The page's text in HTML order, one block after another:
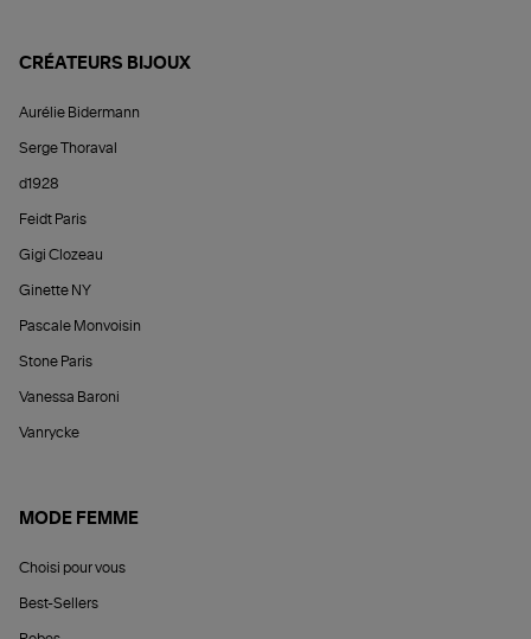
CRÉATEURS BIJOUX
Aurélie Bidermann
Serge Thoraval
d1928
Feidt Paris
Gigi Clozeau
Ginette NY
Pascale Monvoisin
Stone Paris
Vanessa Baroni
Vanrycke
MODE FEMME
Choisi pour vous
Best-Sellers